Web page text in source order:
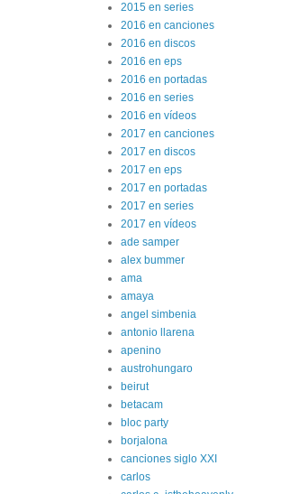
2015 en series
2016 en canciones
2016 en discos
2016 en eps
2016 en portadas
2016 en series
2016 en vídeos
2017 en canciones
2017 en discos
2017 en eps
2017 en portadas
2017 en series
2017 en vídeos
ade samper
alex bummer
ama
amaya
angel simbenia
antonio llarena
apenino
austrohungaro
beirut
betacam
bloc party
borjalona
canciones siglo XXI
carlos